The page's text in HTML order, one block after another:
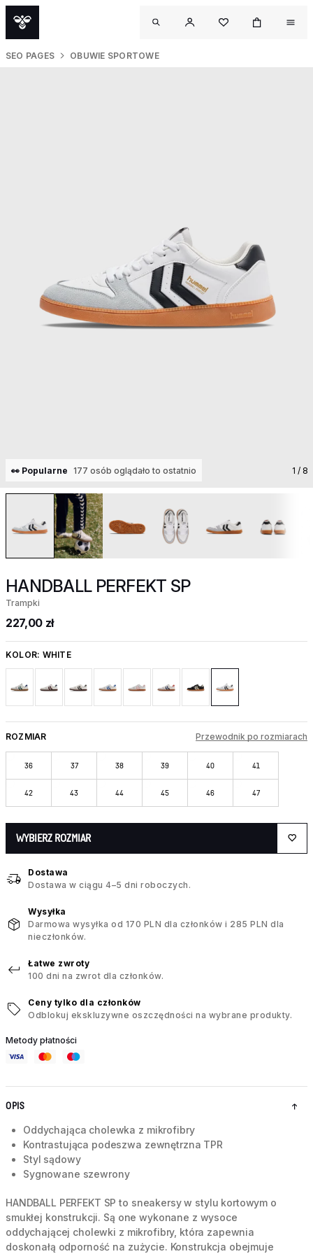
SEO PAGES OBUWIE SPORTOWE
👀 Popularne 177 osób oglądało to ostatnio 1 / 8
HANDBALL PERFEKT SP
Trampki
227,00 zł
KOLOR: WHITE
ROZMIAR Przewodnik po rozmiarach
36 37 38 39 40 41
42 43 44 45 46 47
WYBIERZ ROZMIAR
Dostawa
Dostawa w ciągu 4–5 dni roboczych.
Wysyłka
Darmowa wysyłka od 170 PLN dla członków i 285 PLN dla
nieczłonków.
Łatwe zwroty
100 dni na zwrot dla członków.
Ceny tylko dla członków
Odblokuj ekskluzywne oszczędności na wybrane produkty.
Metody płatności
OPIS
Oddychająca cholewka z mikrofibry
Kontrastująca podeszwa zewnętrzna TPR
Styl sądowy
Sygnowane szewrony
HANDBALL PERFEKT SP to sneakersy w stylu kortowym o
smukłej konstrukcji. Są one wykonane z wysoce
oddychającej cholewki z mikrofibry, która zapewnia
doskonałą odporność na zużycie. Konstrukcja obejmuje